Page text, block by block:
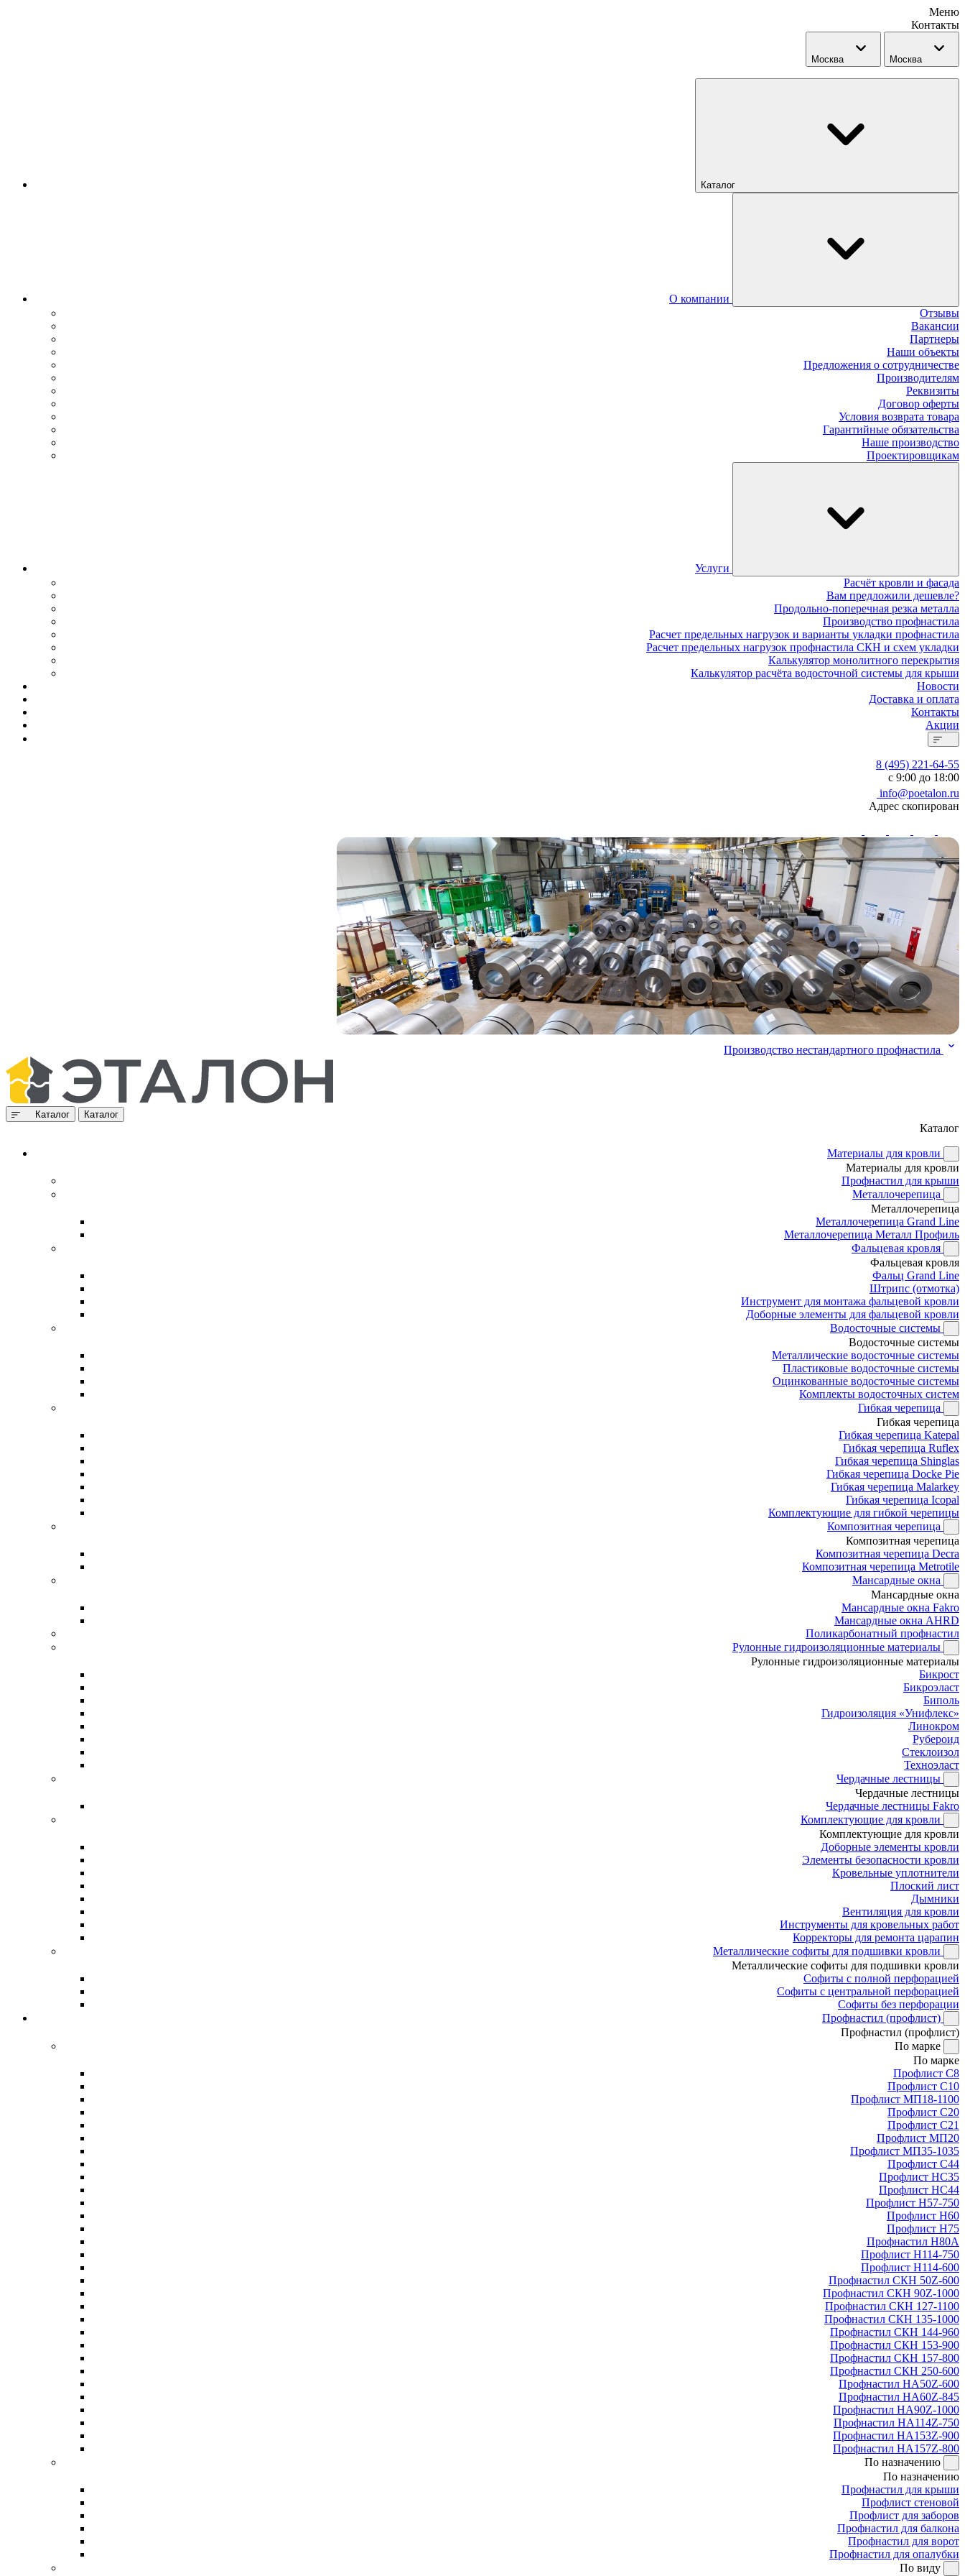
Меню
Контакты
Москва Москва
Каталог
О компании
Отзывы
Вакансии
Партнеры
Наши объекты
Предложения о сотрудничестве
Производителям
Реквизиты
Договор оферты
Условия возврата товара
Гарантийные обязательства
Наше производство
Проектировщикам
Услуги
Расчёт кровли и фасада
Вам предложили дешевле?
Продольно-поперечная резка металла
Производство профнастила
Расчет предельных нагрузок и варианты укладки профнастила
Расчет предельных нагрузок профнастила СКН и схем укладки
Калькулятор монолитного перекрытия
Калькулятор расчёта водосточной системы для крыши
Новости
Доставка и оплата
Контакты
Акции
8 (495) 221-64-55
с 9:00 до 18:00
info@poetalon.ru
Адрес скопирован
Производство нестандартного профнастила
Каталог Каталог
Каталог
Материалы для кровли
Материалы для кровли
Профнастил для крыши
Металлочерепица
Металлочерепица
Металлочерепица Grand Line
Металлочерепица Металл Профиль
Фальцевая кровля
Фальцевая кровля
Фальц Grand Line
Штрипс (отмотка)
Инструмент для монтажа фальцевой кровли
Доборные элементы для фальцевой кровли
Водосточные системы
Водосточные системы
Металлические водосточные системы
Пластиковые водосточные системы
Оцинкованные водосточные системы
Комплекты водосточных систем
Гибкая черепица
Гибкая черепица
Гибкая черепица Katepal
Гибкая черепица Ruflex
Гибкая черепица Shinglas
Гибкая черепица Docke Pie
Гибкая черепица Malarkey
Гибкая черепица Icopal
Комплектующие для гибкой черепицы
Композитная черепица
Композитная черепица
Композитная черепица Decra
Композитная черепица Metrotile
Мансардные окна
Мансардные окна
Мансардные окна Fakro
Мансардные окна AHRD
Поликарбонатный профнастил
Рулонные гидроизоляционные материалы
Рулонные гидроизоляционные материалы
Бикрост
Бикроэласт
Биполь
Гидроизоляция «Унифлекс»
Линокром
Рубероид
Стеклоизол
Техноэласт
Чердачные лестницы
Чердачные лестницы
Чердачные лестницы Fakro
Комплектующие для кровли
Комплектующие для кровли
Доборные элементы кровли
Элементы безопасности кровли
Кровельные уплотнители
Плоский лист
Дымники
Вентиляция для кровли
Инструменты для кровельных работ
Корректоры для ремонта царапин
Металлические софиты для подшивки кровли
Металлические софиты для подшивки кровли
Софиты с полной перфорацией
Софиты с центральной перфорацией
Софиты без перфорации
Профнастил (профлист)
Профнастил (профлист)
По марке
По марке
Профлист С8
Профлист С10
Профлист МП18-1100
Профлист С20
Профлист С21
Профлист МП20
Профлист МП35-1035
Профлист С44
Профлист НС35
Профлист НС44
Профлист Н57-750
Профлист Н60
Профлист Н75
Профнастил Н80А
Профлист Н114-750
Профлист Н114-600
Профнастил СКН 50Z-600
Профнастил СКН 90Z-1000
Профнастил СКН 127-1100
Профнастил СКН 135-1000
Профнастил СКН 144-960
Профнастил СКН 153-900
Профнастил СКН 157-800
Профнастил СКН 250-600
Профнастил НА50Z-600
Профнастил НА60Z-845
Профнастил НА90Z-1000
Профнастил НА114Z-750
Профнастил НА153Z-900
Профнастил НА157Z-800
По назначению
По назначению
Профнастил для крыши
Профлист стеновой
Профлист для заборов
Профнастил для балкона
Профнастил для ворот
Профнастил для опалубки
По виду